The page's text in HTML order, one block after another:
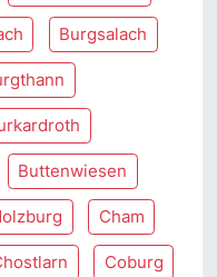
Burgsalach
Buttenwiesen
Cham
Coburg